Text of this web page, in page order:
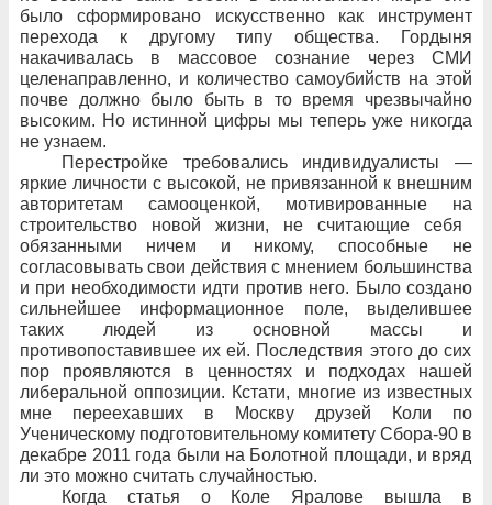
было
сформировано искусственно как инструмент
перехода к
другому типу общества. Гордыня
накачивалась в
массовое сознание через
СМИ
целенаправленно, и количество самоубийств на этой
почве должно
было быть в то время чрезвычайно
высоким. Но истинной цифры мы теперь уже никогда
не узнаем.
Перестройке требовались индивидуалисты
—
яркие личности с высокой, не привязанной к внешним
авторитетам самооценкой, мотивированные на
строительство новой жизни, не
считающие
себя
обязанными ничем и
никому, способные не
согласовывать свои действия с мнением большинства
и при необходимости идти против него. Было создано
сильнейшее информационное поле, выделившее
таких людей из
основной массы и
противопоставившее их ей. Последствия этого до сих
пор
проявляются в ценностях и
подходах нашей
либеральной оппозиции. Кстати, многие из известных
мне переехавших в
Москву друзей Коли по
Ученическому подготовительному комитету Сбора-90 в
декабре 2011 года были на Болотной площади, и вряд
ли это можно считать случайностью.
Когда статья о
Коле Яралове вышла в